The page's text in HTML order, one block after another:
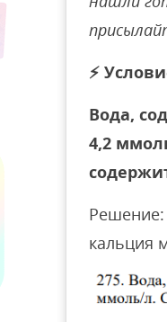
⚡
Вода,
4,2
Решение:
кальция